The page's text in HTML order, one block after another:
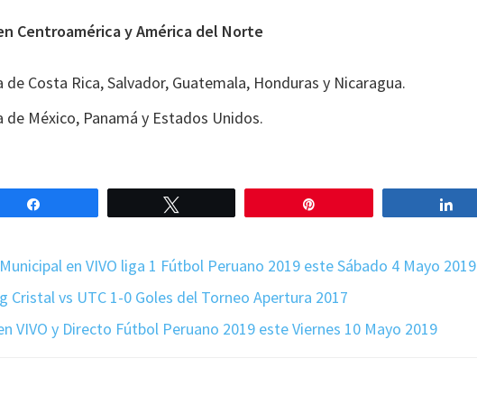
Centroamérica y América del Norte
de Costa Rica, Salvador, Guatemala, Honduras y Nicaragua.
de México, Panamá y Estados Unidos.
en VIVO liga 1 Fútbol Peruano 2019 este Sábado 4 Mayo 2019
Cristal vs UTC 1-0 Goles del Torneo Apertura 2017
VIVO y Directo Fútbol Peruano 2019 este Viernes 10 Mayo 2019